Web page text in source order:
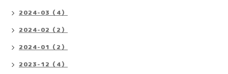
2024-03（4）
2024-02（2）
2024-01（2）
2023-12（4）